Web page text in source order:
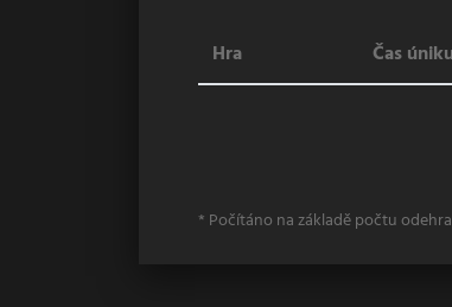
Hra Čas úniku
* Počítáno na základě počtu